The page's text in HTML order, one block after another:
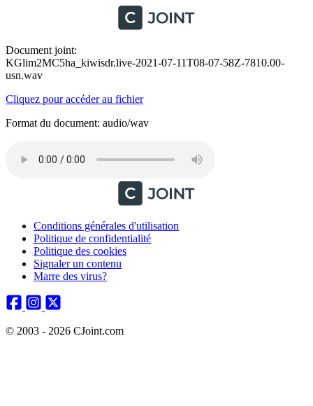
Document joint:
KGlim2MC5ha_kiwisdr.live-2021-07-11T08-07-58Z-7810.00-
usn.wav
Cliquez pour accéder au fichier
Format du document: audio/wav
Conditions générales d'utilisation
Politique de confidentialité
Politique des cookies
Signaler un contenu
Marre des virus?
© 2003 - 2026 CJoint.com